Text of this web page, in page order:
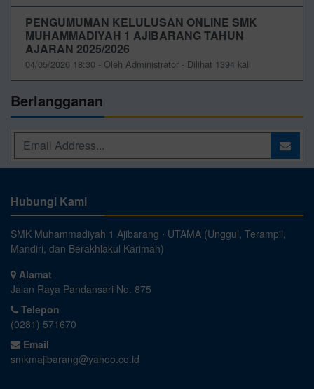
PENGUMUMAN KELULUSAN ONLINE SMK
MUHAMMADIYAH 1 AJIBARANG TAHUN
AJARAN 2025/2026
04/05/2026 18:30 - Oleh Administrator - Dilihat 1394 kali
Berlangganan
Hubungi Kami
SMK Muhammadiyah 1 Ajibarang ⋅ UTAMA (Unggul, Terampil,
Mandiri, dan Berakhlakul Karimah)
Alamat
Jalan Raya Pandansari No. 875
Telepon
(0281) 571670
Email
smkmajibarang@yahoo.co.id